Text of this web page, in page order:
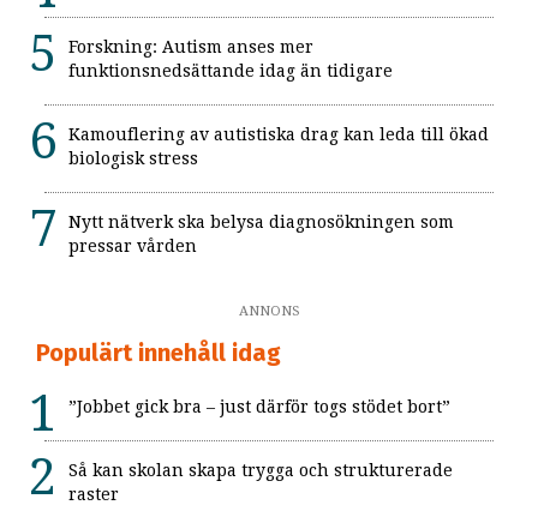
Forskning: Autism anses mer
funktionsnedsättande idag än tidigare
Kamouflering av autistiska drag kan leda till ökad
biologisk stress
Nytt nätverk ska belysa diagnosökningen som
pressar vården
ANNONS
Populärt innehåll idag
”Jobbet gick bra – just därför togs stödet bort”
Så kan skolan skapa trygga och strukturerade
raster